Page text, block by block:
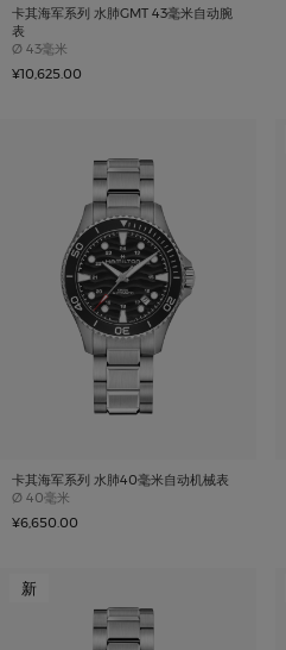
卡其海军系列 水肺GMT 43毫米自动腕
表
Ø Case size
43毫米
¥10,625.00
卡其海军系列 水肺40毫米自动机械表
Ø Case size
40毫米
¥6,650.00
新